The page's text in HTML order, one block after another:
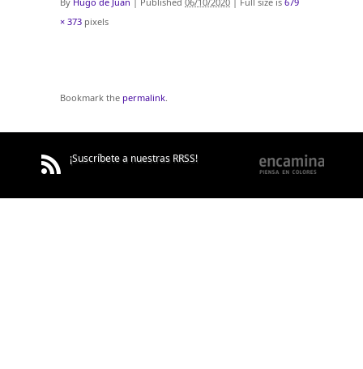
× 373 pixels
Bookmark the permalink
¡Suscríbete a nuestras RRSS!